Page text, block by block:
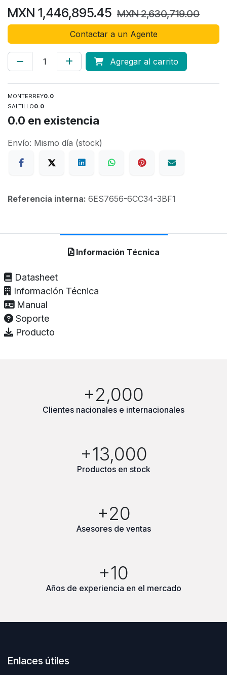
MXN 1,446,895.45 MXN2,630,719.00
Contactar a un Agente
Agregar al carrito
MONTERREY0.0
SALTILLO0.0
0.0 en existencia
Envío: Mismo día (stock)
Referencia interna: 6ES7656-6CC34-3BF1
Información Técnica
Datasheet
Información Técnica
Manual
Soporte
Producto
+2,000
Clientes nacionales e internacionales
+13,000
Productos en stock
+20
Asesores de ventas
+10
Años de experiencia en el mercado
Enlaces útiles